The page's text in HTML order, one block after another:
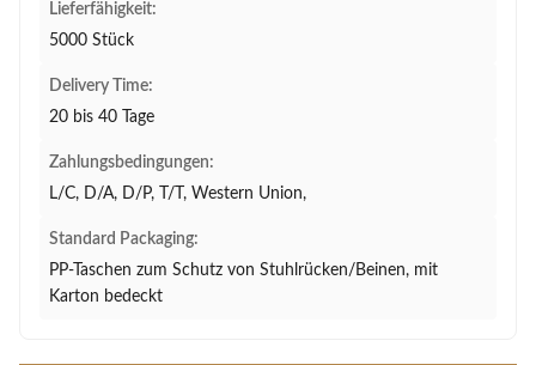
Lieferfähigkeit:
5000 Stück
Delivery Time:
20 bis 40 Tage
Zahlungsbedingungen:
L/C, D/A, D/P, T/T, Western Union,
Standard Packaging:
PP-Taschen zum Schutz von Stuhlrücken/Beinen, mit
Karton bedeckt